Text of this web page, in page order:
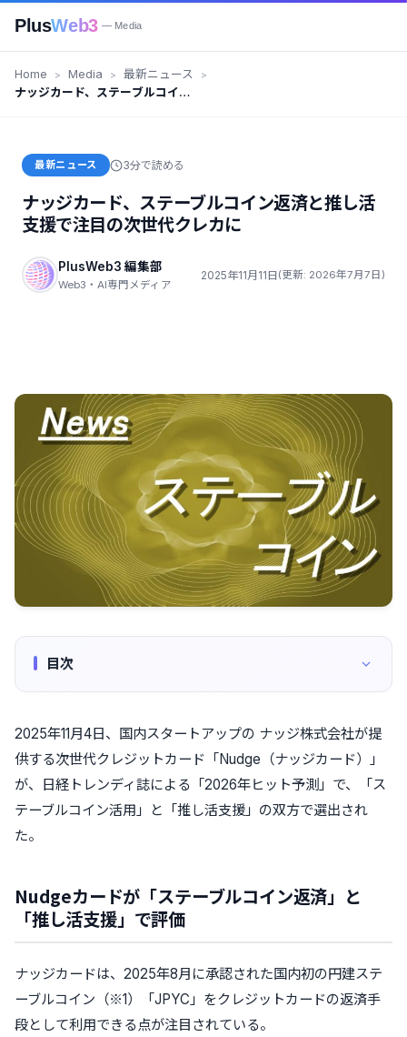
PlusWeb3 — Media
Home Media
最新ニュース
ナッジカード、ステーブルコイン
最新ニュース 3分で読める
ナッジカード、ステーブルコイン返済と推し活
支援で注目の次世代クレカに
PlusWeb3 編集部
Web3・AI専門メディア
2025年11月11日(更新: 2026年7月7日)
目次
2025年11月4日、国内スタートアップの ナッジ株式会社が提
供する次世代クレジットカード「Nudge（ナッジカード）」
が、日経トレンディ誌による「2026年ヒット予測」で、「ス
テーブルコイン活用」と「推し活支援」の双方で選出され
た。
Nudgeカードが「ステーブルコイン返済」と
「推し活支援」で評価
ナッジカードは、2025年8月に承認された国内初の円建ステ
ーブルコイン（※1）「JPYC」をクレジットカードの返済手
段として利用できる点が注目されている。